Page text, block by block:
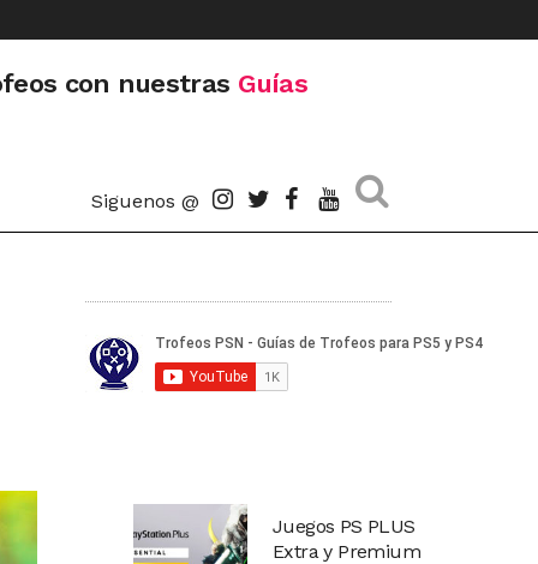
con nuestras Guías
Siguenos @
Juegos PS PLUS
Extra y Premium